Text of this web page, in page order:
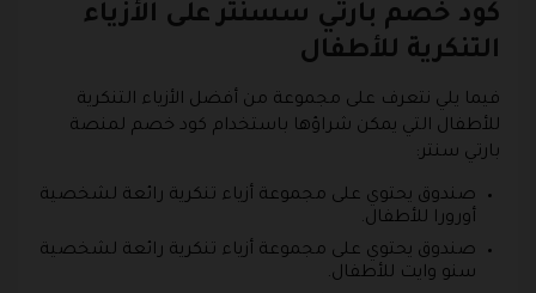
كود خصم بارتي سسنتر على الأزياء
التنكرية للأطفال
فيما يلي نتعرف على مجموعة من أفضل الأزياء التنكرية
للأطفال التي يمكن شراؤها باستخدام كود خصم لمنصة
بارتي سنتر:
صندوق يحتوي على مجموعة أزياء تنكرية رائعة لشخصية
أورورا للأطفال.
صندوق يحتوي على مجموعة أزياء تنكرية رائعة لشخصية
سنو وايت للأطفال.